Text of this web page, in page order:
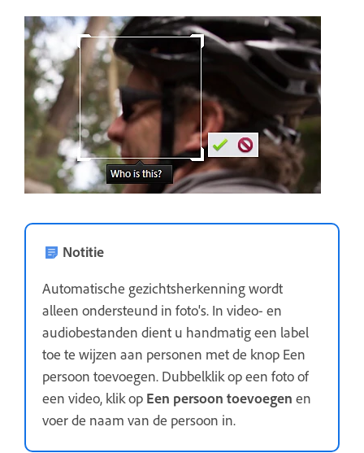
Notitie
Automatische gezichtsherkenning wordt
alleen ondersteund in foto's. In video- en
audiobestanden dient u handmatig een label
toe te wijzen aan personen met de knop Een
persoon toevoegen. Dubbelklik op een foto of
een video, klik op Een persoon toevoegen en
voer de naam van de persoon in.